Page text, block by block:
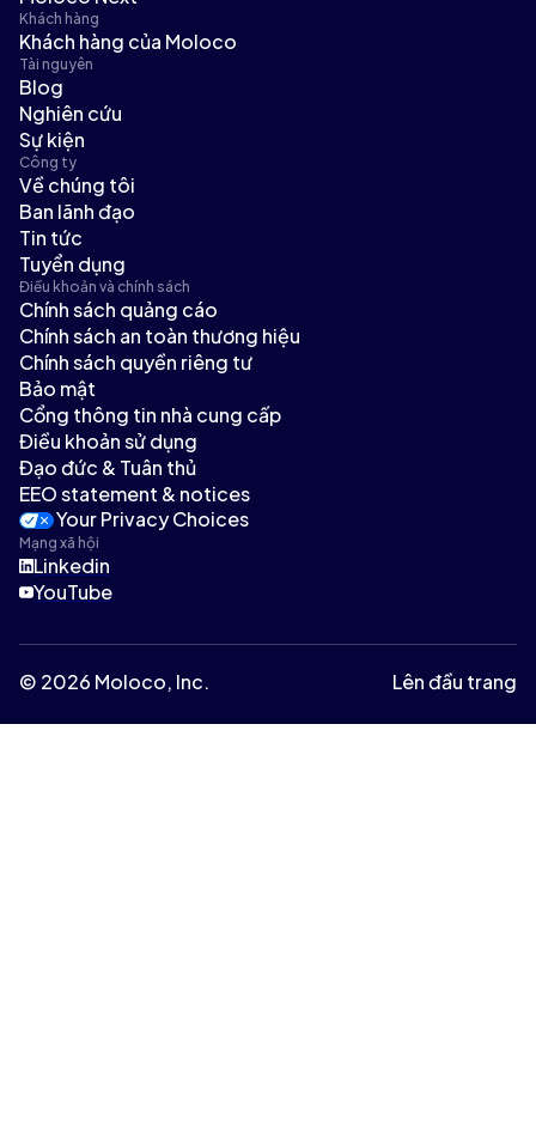
Khách hàng
Khách hàng của Moloco
Tài nguyên
Blog
Nghiên cứu
Sự kiện
Công ty
Về chúng tôi
Ban lãnh đạo
Tin tức
Tuyển dụng
Điều khoản và chính sách
Chính sách quảng cáo
Chính sách an toàn thương hiệu
Chính sách quyền riêng tư
Bảo mật
Cổng thông tin nhà cung cấp
Điều khoản sử dụng
Đạo đức & Tuân thủ
EEO statement & notices
Your Privacy Choices
Mạng xã hội
Linkedin
YouTube
© 2026 Moloco, Inc. Lên đầu trang